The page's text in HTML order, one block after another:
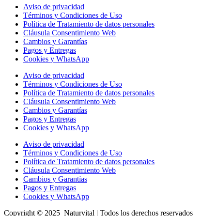
Aviso de privacidad
Términos y Condiciones de Uso
Política de Tratamiento de datos personales
Cláusula Consentimiento Web
Cambios y Garantías
Pagos y Entregas
Cookies y WhatsApp
Aviso de privacidad
Términos y Condiciones de Uso
Política de Tratamiento de datos personales
Cláusula Consentimiento Web
Cambios y Garantías
Pagos y Entregas
Cookies y WhatsApp
Aviso de privacidad
Términos y Condiciones de Uso
Política de Tratamiento de datos personales
Cláusula Consentimiento Web
Cambios y Garantías
Pagos y Entregas
Cookies y WhatsApp
Copyright © 2025 Naturvital | Todos los derechos reservados